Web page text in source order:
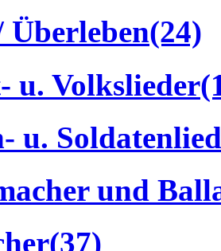
(24)
u. Volkslieder
u.
und
(37)